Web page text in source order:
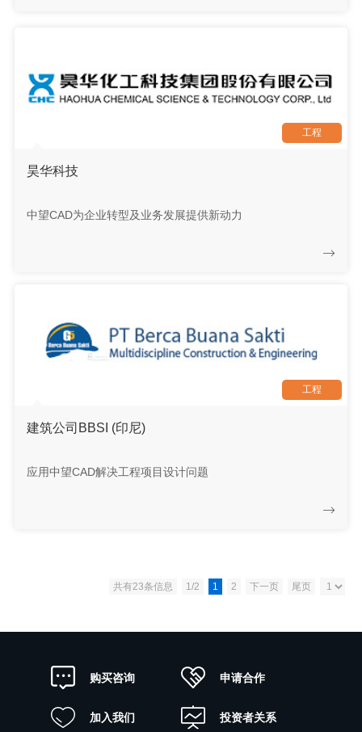
工程
昊华科技
中望CAD为企业转型及业务发展提供新动力
工程
建筑公司BBSI (印尼)
应用中望CAD解决工程项目设计问题
共有23条信息 1/2 1 2 下一页 尾页
购买咨询 申请合作
加入我们 投资者关系